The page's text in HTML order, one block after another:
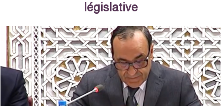
législative